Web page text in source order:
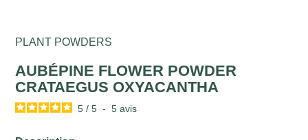
PLANT POWDERS
AUBÉPINE FLOWER POWDER
CRATAEGUS OXYACANTHA
5 / 5 - 5avis